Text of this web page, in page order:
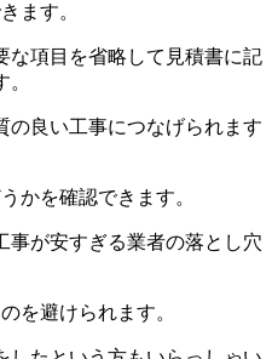
ます。
な項目を省略して見積書に記
の良い工事につなげられます
かを確認できます。
事が安すぎる業者の落とし穴
を避けられます。